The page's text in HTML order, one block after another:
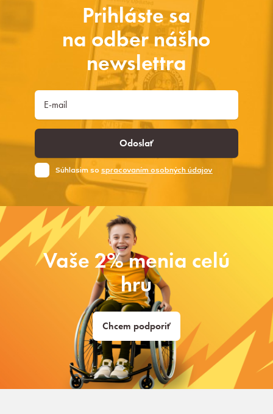
Prihláste sa
na odber nášho
newslettra
Odoslať
Súhlasim so spracovaním osobných údajov
Vaše 2% menia celú
hru
Chcem podporiť